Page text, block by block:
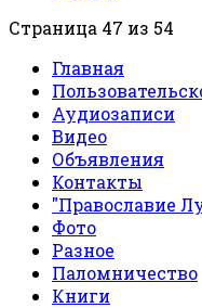
Страница 47 из 54
Главная
Аудиозаписи
Видео
Объявления
Контакты
"Православие
Фото
Разное
Паломничество
Книги